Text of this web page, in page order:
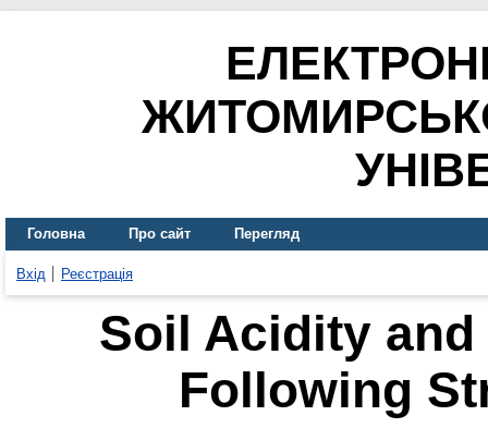
Головна Про сайт Перегляд
Вхід Реєстрація
Soil Acidity and
Following